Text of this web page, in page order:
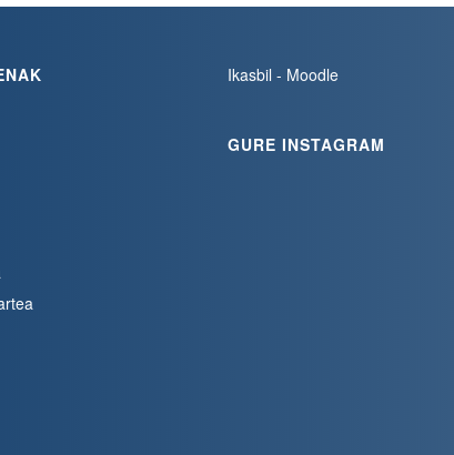
Ikasbil - Moodle
GURE INSTAGRAM